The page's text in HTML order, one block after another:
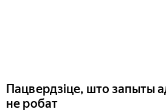
Пацвердзіце, што запыты
не робат